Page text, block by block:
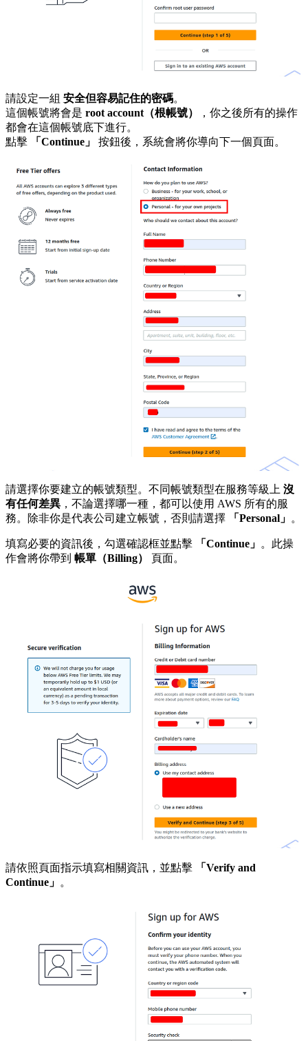
請設定一組 安全但容易記住的密碼。
這個帳號將會是 root account（根帳號）
，你之後所有的操作
都會在這個帳號底下進行。
點擊
「Continue」 按鈕後，系統會將你導向下一個頁面。
請選擇你要建立的帳號類型。不同帳號類型在服務等級上 沒
有任何差異 ，不論選擇哪一種，都可以使用 AWS 所有的服
務。除非你是代表公司建立帳號，否則請選擇
「Personal」 。
填寫必要的資訊後，勾選確認框並點擊 「Continue」 。此操
作會將你帶到 帳單（Billing） 頁面。
請依照頁面指示填寫相關資訊，並點擊
「Verify and
Continue」 。